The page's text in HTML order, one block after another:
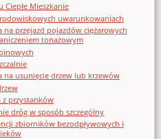
Ciepłe Mieszkanie
uwarunkowaniach
przejazd pojazdów ciężarowych
tonażowym
na usunięcie drzew lub krzewów
z przystanków
dróg w sposób szczególny
zbiorników bezodpływowych i